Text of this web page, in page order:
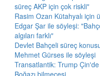
süreç AKP için çok riskli"
Rasim Ozan Kütahyalı için
Edgar Şar ile söyleşi:
algıları farklı"
Devlet Bahçeli süreç
Mehmet Gürses ile söyleşi
Transatlantik: Trump
Boğazı bilmecesi